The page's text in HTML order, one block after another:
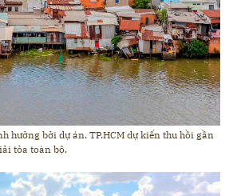
hưởng bởi dự án. TP.HCM dự kiến thu hồi gần
tỏa toàn bộ.